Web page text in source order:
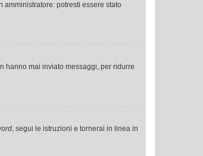
amministratore: potresti essere stato
hanno mai inviato messaggi, per ridurre
, segui le istruzioni e tornerai in linea in